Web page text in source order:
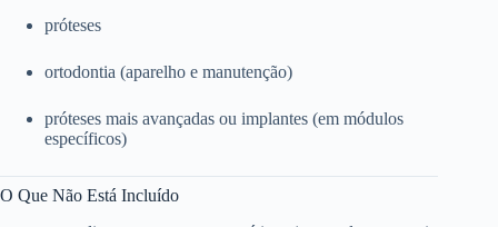
próteses
ortodontia (aparelho e manutenção)
próteses mais avançadas ou implantes (em módulos
específicos)
O Que Não Está Incluído